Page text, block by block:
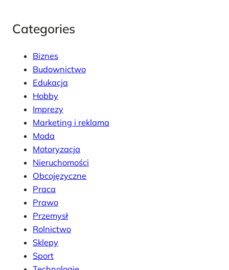
Categories
Biznes
Budownictwo
Edukacja
Hobby
Imprezy
Marketing i reklama
Moda
Motoryzacja
Nieruchomości
Obcojęzyczne
Praca
Prawo
Przemysł
Rolnictwo
Sklepy
Sport